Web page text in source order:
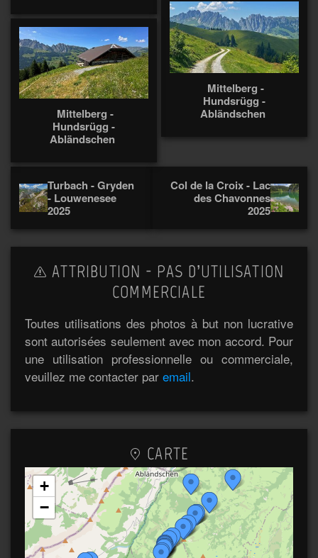
Mittelberg -
Hundsrügg -
Abländschen
Mittelberg -
Hundsrügg -
Abländschen
Turbach - Gryden
- Louwenesee
2025
Col de la Croix - Lac
des Chavonnes
2025
ATTRIBUTION - PAS D’UTILISATION
COMMERCIALE
Toutes utilisations des photos à but non lucrative
sont autorisées seulement avec mon accord. Pour
une utilisation professionnelle ou commerciale,
veuillez me contacter par email.
CARTE
+
−